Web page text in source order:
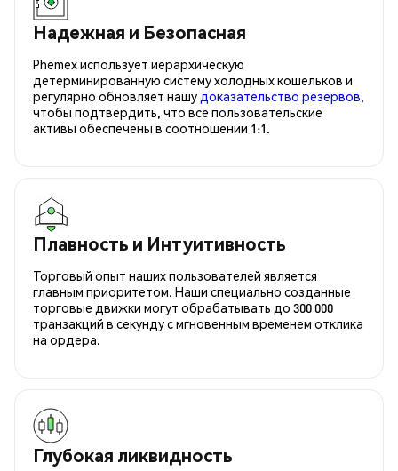
Надежная и Безопасная
Phemex использует иерархическую
детерминированную систему холодных кошельков и
регулярно обновляет нашу доказательство резервов,
чтобы подтвердить, что все пользовательские
активы обеспечены в соотношении 1:1.
Плавность и Интуитивность
Торговый опыт наших пользователей является
главным приоритетом. Наши специально созданные
торговые движки могут обрабатывать до 300 000
транзакций в секунду с мгновенным временем отклика
на ордера.
Глубокая ликвидность